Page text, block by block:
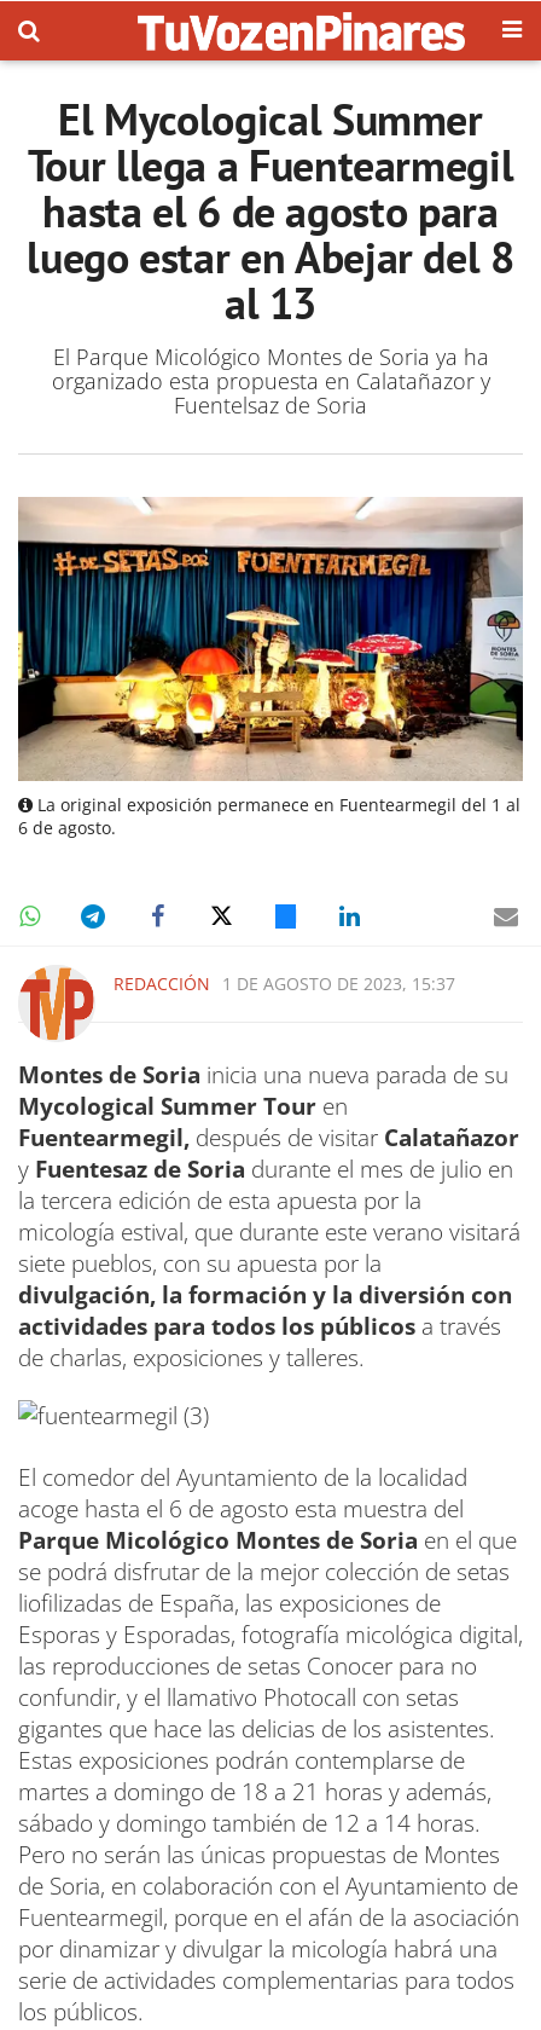
El Mycological Summer
Tour llega a Fuentearmegil
hasta el 6 de agosto para
luego estar en Abejar del 8
al 13
El Parque Micológico Montes de Soria ya ha
organizado esta propuesta en Calatañazor y
Fuentelsaz de Soria
La original exposición permanece en Fuentearmegil del 1 al
6 de agosto.
REDACCIÓN 1 DE AGOSTO DE 2023, 15:37
Montes de Soria inicia una nueva parada de su
Mycological Summer Tour en
Fuentearmegil, después de visitar Calatañazor
y Fuentesaz de Soria durante el mes de julio en
la tercera edición de esta apuesta por la
micología estival, que durante este verano visitará
siete pueblos, con su apuesta por la
divulgación, la formación y la diversión con
actividades para todos los públicos a través
de charlas, exposiciones y talleres.
El comedor del Ayuntamiento de la localidad
acoge hasta el 6 de agosto esta muestra del
Parque Micológico Montes de Soria en el que
se podrá disfrutar de la mejor colección de setas
liofilizadas de España, las exposiciones de
Esporas y Esporadas, fotografía micológica digital,
las reproducciones de setas Conocer para no
confundir, y el llamativo Photocall con setas
gigantes que hace las delicias de los asistentes.
Estas exposiciones podrán contemplarse de
martes a domingo de 18 a 21 horas y además,
sábado y domingo también de 12 a 14 horas.
Pero no serán las únicas propuestas de Montes
de Soria, en colaboración con el Ayuntamiento de
Fuentearmegil, porque en el afán de la asociación
por dinamizar y divulgar la micología habrá una
serie de actividades complementarias para todos
los públicos.